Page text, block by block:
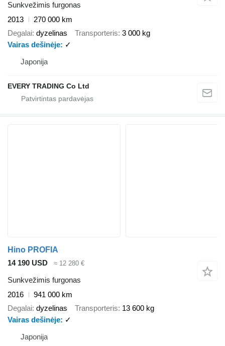
Sunkvežimis furgonas
2013
270 000 km
Degalai dyzelinas Transporteris 3 000 kg
Vairas dešinėje
✓
Japonija
EVERY TRADING Co Ltd
Hino PROFIA
14 190 USD
≈ 12 280 €
Sunkvežimis furgonas
2016
941 000 km
Degalai dyzelinas Transporteris 13 600 kg
Vairas dešinėje
✓
Japonija